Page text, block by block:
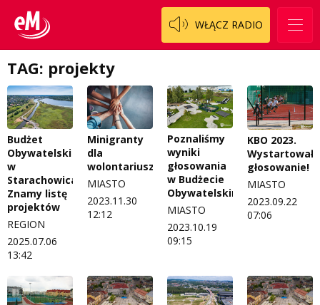
WŁĄCZ RADIO
TAG: projekty
Budżet
Obywatelski
w
Starachowicach.
Znamy listę
projektów
REGION
2025.07.06
13:42
Minigranty
dla
wolontariuszy
MIASTO
2023.11.30
12:12
Poznaliśmy
wyniki
głosowania
w Budżecie
Obywatelskim
MIASTO
2023.10.19
09:15
KBO 2023.
Wystartowało
głosowanie!
MIASTO
2023.09.22
07:06